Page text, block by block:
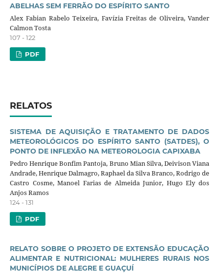
ABELHAS SEM FERRÃO DO ESPÍRITO SANTO
Alex Fabian Rabelo Teixeira, Favízia Freitas de Oliveira, Vander
Calmon Tosta
107 - 122
PDF
RELATOS
SISTEMA DE AQUISIÇÃO E TRATAMENTO DE DADOS
METEOROLÓGICOS DO ESPÍRITO SANTO (SATDES), O
PONTO DE INFLEXÃO NA METEOROLOGIA CAPIXABA
Pedro Henrique Bonfim Pantoja, Bruno Mian Silva, Deivison Viana
Andrade, Henrique Dalmagro, Raphael da Silva Branco, Rodrigo de
Castro Cosme, Manoel Farias de Almeida Junior, Hugo Ely dos
Anjos Ramos
124 - 131
PDF
RELATO SOBRE O PROJETO DE EXTENSÃO EDUCAÇÃO
ALIMENTAR E NUTRICIONAL: MULHERES RURAIS NOS
MUNICÍPIOS DE ALEGRE E GUAÇUÍ